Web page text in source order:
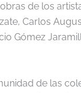
de los
Carlos
Gómez
de las